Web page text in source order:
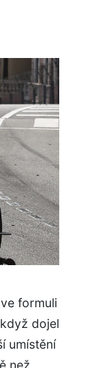
formuli
dojel
umístění